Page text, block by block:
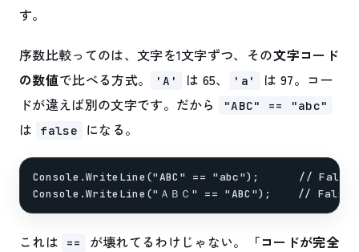
す。
序数比較ってのは、文字を1文字ずつ、その文字コード
の数値で比べる方式。 'A' は 65、 'a'
は 97。コー
ドが違えば別の文字です。だから
"ABC" == "abc"
は false になる。
Console.WriteLine("ABC" == "abc");      // False（大
これは == が壊れてるわけじゃない。
「コードが完全